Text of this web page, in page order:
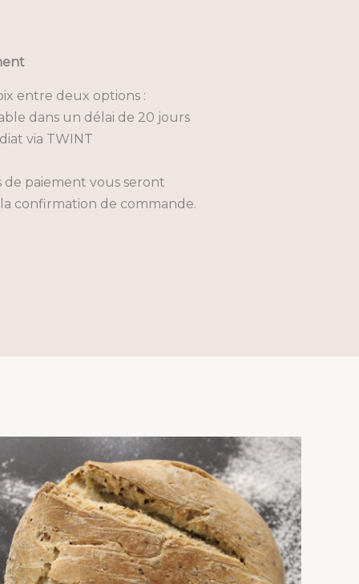
entre deux options :
dans un délai de 20 jours
via TWINT
de paiement vous seront
confirmation de commande.